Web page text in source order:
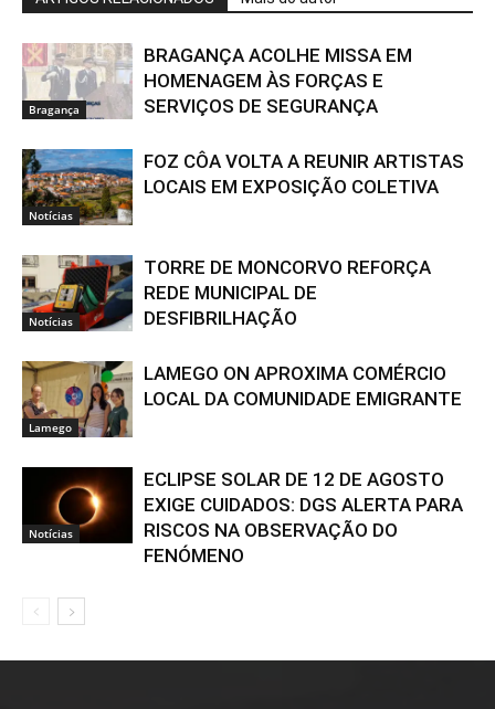
Bragança
BRAGANÇA ACOLHE MISSA EM
HOMENAGEM ÀS FORÇAS E
SERVIÇOS DE SEGURANÇA
Notícias
FOZ CÔA VOLTA A REUNIR ARTISTAS
LOCAIS EM EXPOSIÇÃO COLETIVA
Notícias
TORRE DE MONCORVO REFORÇA
REDE MUNICIPAL DE
DESFIBRILHAÇÃO
Lamego
LAMEGO ON APROXIMA COMÉRCIO
LOCAL DA COMUNIDADE EMIGRANTE
Notícias
ECLIPSE SOLAR DE 12 DE AGOSTO
EXIGE CUIDADOS: DGS ALERTA PARA
RISCOS NA OBSERVAÇÃO DO
FENÓMENO